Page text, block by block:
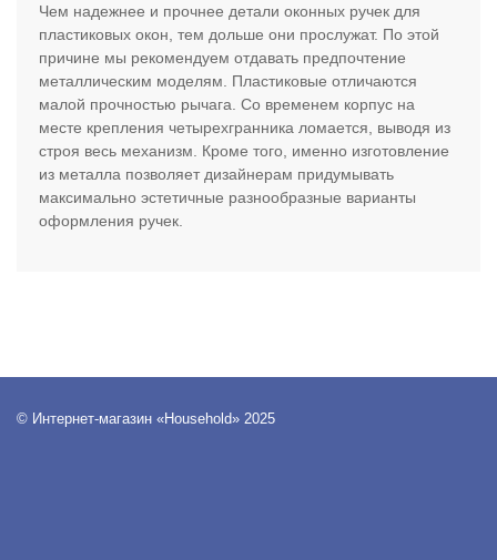
Чем надежнее и прочнее детали оконных ручек для
пластиковых окон, тем дольше они прослужат. По этой
причине мы рекомендуем отдавать предпочтение
металлическим моделям. Пластиковые отличаются
малой прочностью рычага. Со временем корпус на
месте крепления четырехгранника ломается, выводя из
строя весь механизм. Кроме того, именно изготовление
из металла позволяет дизайнерам придумывать
максимально эстетичные разнообразные варианты
оформления ручек.
© Интернет-магазин «Household» 2025